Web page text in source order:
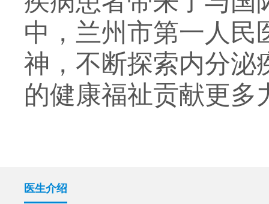
中，兰州市第一人民
神，不断探索内分泌
的健康福祉贡献更多
医生介绍